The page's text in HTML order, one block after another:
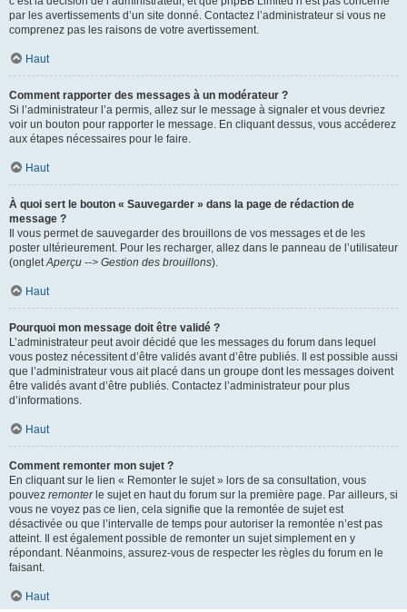
par les avertissements d’un site donné. Contactez l’administrateur si vous ne
comprenez pas les raisons de votre avertissement.
Haut
Comment rapporter des messages à un modérateur ?
Si l’administrateur l’a permis, allez sur le message à signaler et vous devriez
voir un bouton pour rapporter le message. En cliquant dessus, vous accéderez
aux étapes nécessaires pour le faire.
Haut
À quoi sert le bouton « Sauvegarder » dans la page de rédaction de
message ?
Il vous permet de sauvegarder des brouillons de vos messages et de les
poster ultérieurement. Pour les recharger, allez dans le panneau de l’utilisateur
(ongletAperçu --> Gestion des brouillons).
Haut
Pourquoi mon message doit être validé ?
L’administrateur peut avoir décidé que les messages du forum dans lequel
vous postez nécessitent d’être validés avant d’être publiés. Il est possible aussi
que l’administrateur vous ait placé dans un groupe dont les messages doivent
être validés avant d’être publiés. Contactez l’administrateur pour plus
d’informations.
Haut
Comment remonter mon sujet ?
En cliquant sur le lien « Remonter le sujet » lors de sa consultation, vous
pouvez remonterle sujet en haut du forum sur la première page. Par ailleurs, si
vous ne voyez pas ce lien, cela signifie que la remontée de sujet est
désactivée ou que l’intervalle de temps pour autoriser la remontée n’est pas
atteint. Il est également possible de remonter un sujet simplement en y
répondant. Néanmoins, assurez-vous de respecter les règles du forum en le
faisant.
Haut